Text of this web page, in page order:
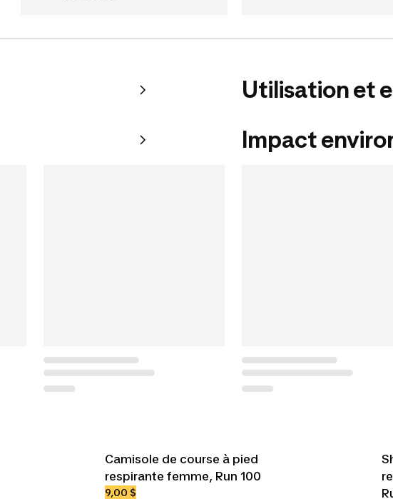
Utilisation et
Impact
Camisole de course à pied
respirante femme, Run 100
9,00 $